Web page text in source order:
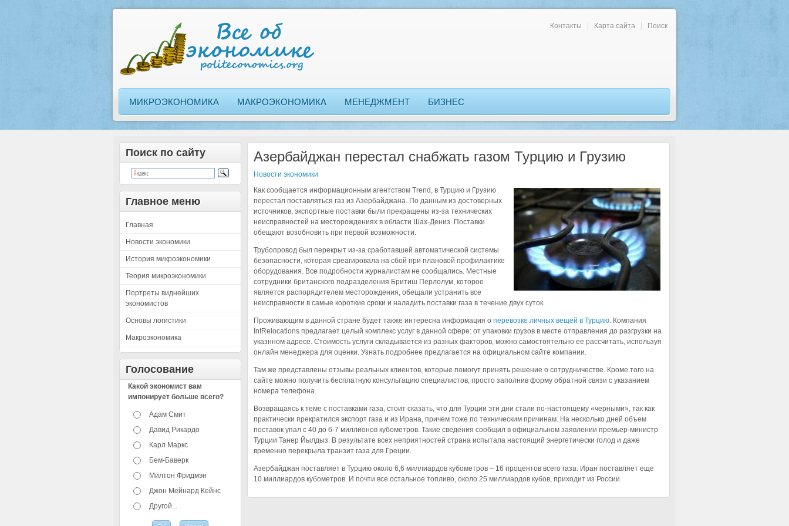
Контакты Карта сайта Поиск
МИКРОЭКОНОМИКА МАКРОЭКОНОМИКА МЕНЕДЖМЕНТ БИЗНЕС
Поиск по сайту
Главное меню
Главная
Новости экономики
История микроэкономики
Теория микроэкономики
Портреты виднейших
экономистов
Основы логистики
Макроэкономика
Голосование
Какой экономист вам
импонирует больше всего?
Адам Смит
Давид Рикардо
Карл Маркс
Бем-Баверк
Милтон Фридмэн
Джон Мейнард Кейнс
Другой...
Азербайджан перестал снабжать газом Турцию и Грузию
Новости экономики
Как сообщается информационным агентством Trend, в Турцию и Грузию
перестал поставляться газ из Азербайджана. По данным из достоверных
источников, экспортные поставки были прекращены из-за технических
неисправностей на месторождениях в области Шах-Дениз. Поставки
обещают возобновить при первой возможности.
Трубопровод был перекрыт из-за сработавшей автоматической системы
безопасности, которая среагировала на сбой при плановой профилактике
оборудования. Все подробности журналистам не сообщались. Местные
сотрудники британского подразделения Бритиш Перлолум, которое
является распорядителем месторождения, обещали устранить все
неисправности в самые короткие сроки и наладить поставки газа в течение двух суток.
Проживающим в данной стране будет также интересна информация оперевозке личных вещей в Турцию. Компания
IntRelocations предлагает целый комплекс услуг в данной сфере: от упаковки грузов в месте отправления до разгрузки на
указнном адресе. Стоимость услуги складывается из разных факторов, можно самостоятельно ее рассчитать, используя
онлайн менеджера для оценки. Узнать подробнее предлагается на официальном сайте компании.
Там же представлены отзывы реальных клиентов, которые помогут принять решение о сотрудничестве. Кроме того на
сайте можно получить бесплатную консультацию специалистов, просто заполнив форму обратной связи с указанием
номера телефона.
Возвращаясь к теме с поставками газа, стоит сказать, что для Турции эти дни стали по-настоящему «черными», так как
практически прекратился экспорт газа и из Ирана, причем тоже по техническим причинам. На несколько дней объем
поставок упал с 40 до 6-7 миллионов кубометров. Такие сведения сообщил в официальном заявлении премьер-министр
Турции Танер Йылдыз. В результате всех неприятностей страна испытала настоящий энергетически голод и даже
временно перекрыла транзит газа для Греции.
Азербайджан поставляет в Турцию около 6,6 миллиардов кубометров – 16 процентов всего газа. Иран поставляет еще
10 миллиардов кубометров. И почти все остальное топливо, около 25 миллиардов кубов, приходит из России.